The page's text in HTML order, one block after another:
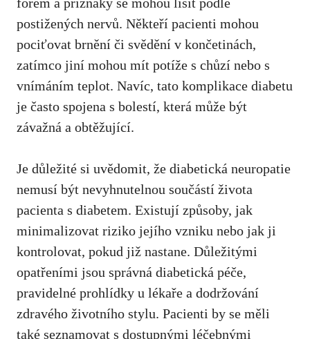
postižených nervů. Někteří pacienti mohou
pociťovat brnění či ​svědění v končetinách,
⁤zatímco jiní mohou‍ mít potíže​ s chůzí‌ nebo‍ s
vnímáním​ teplot. Navíc, tato komplikace⁤ diabetu
je často spojena s bolestí, která může být
závažná ​a obtěžující.
Je důležité si uvědomit, že⁣ diabetická neuropatie
nemusí být nevyhnutelnou‌ součástí života
pacienta s ‍diabetem. Existují ​způsoby, ⁣jak
minimalizovat riziko jejího vzniku nebo jak ji
kontrolovat, pokud již nastane. ​Důležitými
opatřeními jsou​ správná diabetická péče,
pravidelné prohlídky u ⁢lékaře⁤ a dodržování
‍zdravého‍ životního stylu. Pacienti by⁤ se měli
také seznamovat s‌ dostupnými léčebnými